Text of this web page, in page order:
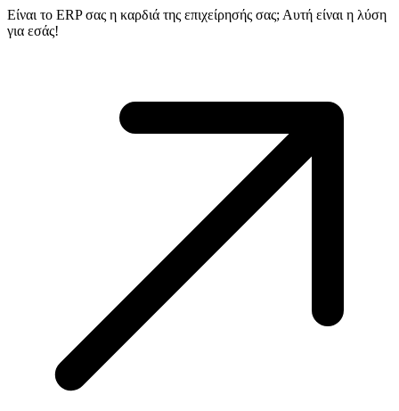
Είναι το ERP σας η καρδιά της επιχείρησής σας; Αυτή είναι η λύση
για εσάς!